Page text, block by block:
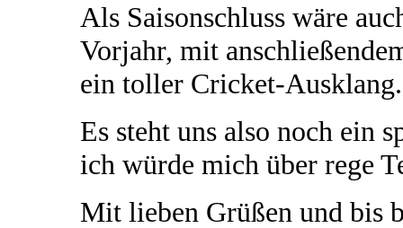
Als Saisonschluss wäre
Vorjahr, mit
ein toller Cricket-Ausklang.
Es steht uns also noch ein
ich würde mich über rege
Mit lieben Grüßen und bis